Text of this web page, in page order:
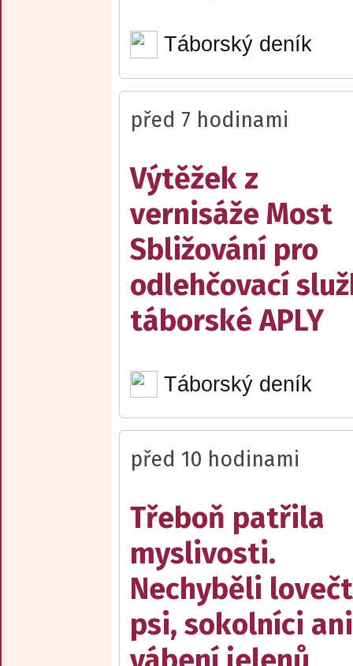
Táborský deník
před 7 hodinami
Výtěžek z
vernisáže Most
Sbližování pro
odlehčovací
táborské APLY
Táborský deník
před 10 hodinami
Třeboň patřila
myslivosti.
Nechyběli
psi, sokolníci ani